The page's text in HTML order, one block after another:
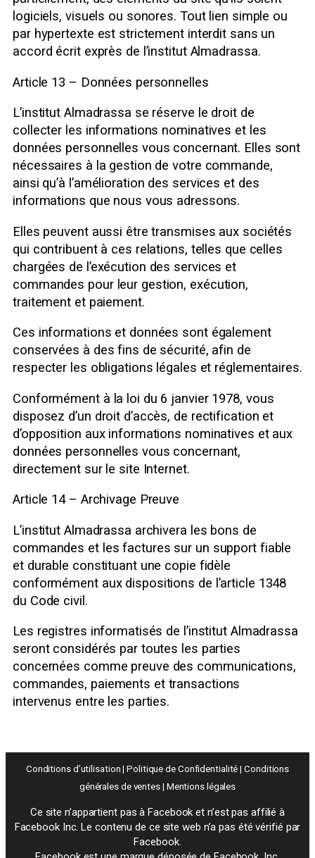
logiciels, visuels ou sonores. Tout lien simple ou
par hypertexte est strictement interdit sans un
accord écrit exprès de l’institut Almadrassa.
Article 13 – Données personnelles
L’institut Almadrassa se réserve le droit de
collecter les informations nominatives et les
données personnelles vous concernant. Elles sont
nécessaires à la gestion de votre commande,
ainsi qu’à l’amélioration des services et des
informations que nous vous adressons.
Elles peuvent aussi être transmises aux sociétés
qui contribuent à ces relations, telles que celles
chargées de l’exécution des services et
commandes pour leur gestion, exécution,
traitement et paiement.
Ces informations et données sont également
conservées à des fins de sécurité, afin de
respecter les obligations légales et réglementaires.
Conformément à la loi du 6 janvier 1978, vous
disposez d’un droit d’accès, de rectification et
d’opposition aux informations nominatives et aux
données personnelles vous concernant,
directement sur le site Internet.
Article 14 – Archivage Preuve
L’institut Almadrassa archivera les bons de
commandes et les factures sur un support fiable
et durable constituant une copie fidèle
conformément aux dispositions de l’article 1348
du Code civil.
Les registres informatisés de l’institut Almadrassa
seront considérés par toutes les parties
concernées comme preuve des communications,
commandes, paiements et transactions
intervenus entre les parties.
Conditions d’utilisation | Politique de Confidentialité |Conditions
générales de ventes | Mentions légales
Ce site n’appartient pas à Facebook et n’est pas affilié à
Facebook Inc. Le contenu de ce site web n’a pas été vérifié par
Facebook.